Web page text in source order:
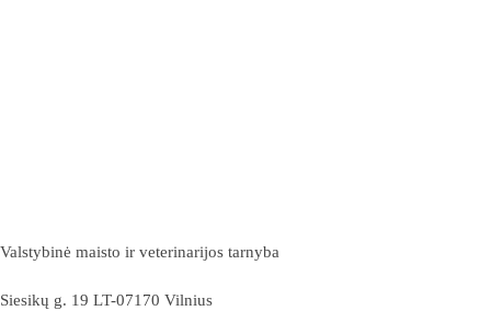
Valstybinė maisto ir veterinarijos tarnyba
Siesikų g. 19 LT-07170 Vilnius